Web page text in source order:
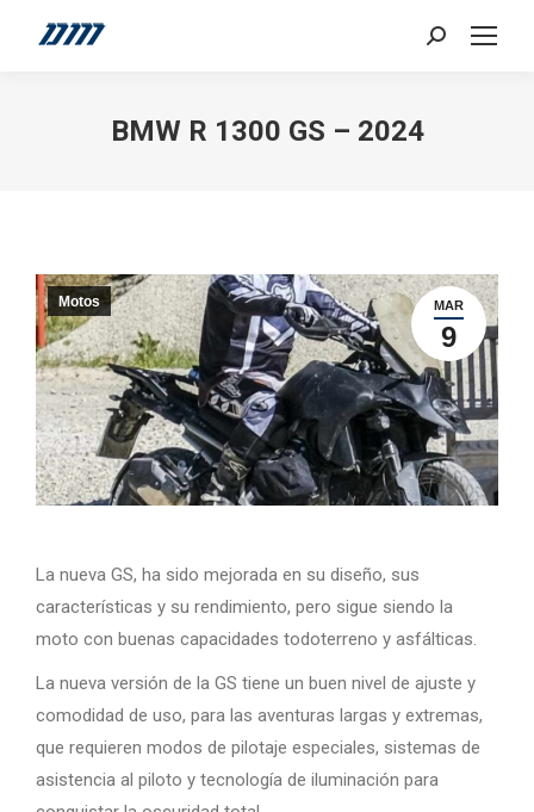
Search:
BMW R 1300 GS – 2024
MAR
9
Motos
La nueva GS, ha sido mejorada en su diseño, sus
características y su rendimiento, pero sigue siendo la
moto con buenas capacidades todoterreno y asfálticas.
La nueva versión de la GS tiene un buen nivel de ajuste y
comodidad de uso, para las aventuras largas y extremas,
que requieren modos de pilotaje especiales, sistemas de
asistencia al piloto y tecnología de iluminación para